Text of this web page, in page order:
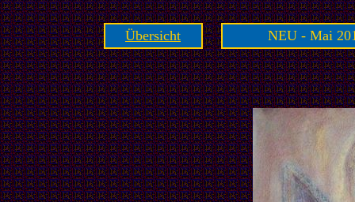
Übersicht NEU - Mai